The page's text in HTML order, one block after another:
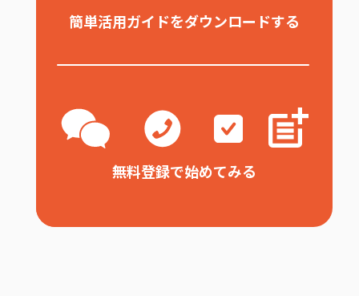
簡単活用ガイドをダウンロードする
無料登録で始めてみる